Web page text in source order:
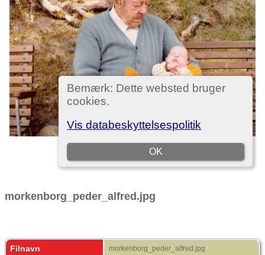
morkenborg_peder_alfred.jpg
Filnavn morkenborg_peder_alfred.jpg